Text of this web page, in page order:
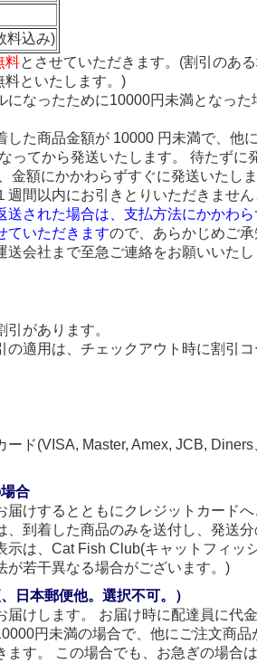
料込み)
料とさせていただきます。(割引のあ
料といたします。)
になったために10000円未満となっ
した商品金額が 10000 円未満で、他
ってから発送いたします。 待たずに
金額にかかわらずすぐに発送いたしま
間以内にお引きとりいただきません
送された場合は、支払方法にかかわ
ていただきますので、あらかじめご
会社まで至急ご連絡をお願いいたし
があります。
の適用は、チェックアウト時に割引
ード(VISA, Master, Amex, JCB,
合
けするとともにクレジットカードへ
到着した商品のみを送付し、発送分
示は、Cat Fish Club(キャットフィッ
が若干異なる場合がございます。)
日本郵便他。選択不可。）
けします。 お届け時に配達員に代
円未満の場合で、他にご注文商
ます。 この場合でも、お急ぎの場合